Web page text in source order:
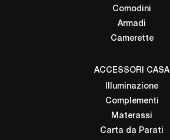
Comodini
Armadi
Camerette
ACCESSORI CASA
Illuminazione
Complementi
Materassi
Carta da Parati